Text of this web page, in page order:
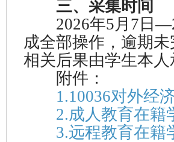
三、采集时间
2026年5月7日
成全部操作，逾期
相关后果由学生本人
附件：
1.10036对外经
2.成人教育在籍
3.远程教育在籍